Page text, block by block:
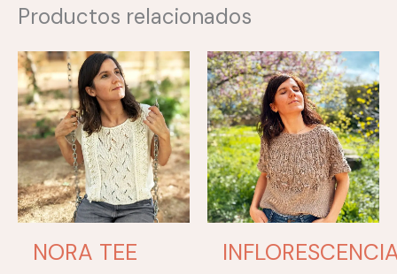
Productos relacionados
NORA TEE